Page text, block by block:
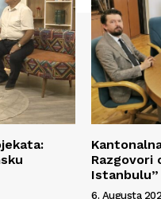
Razgovori
Istanbulu”
6. Augusta